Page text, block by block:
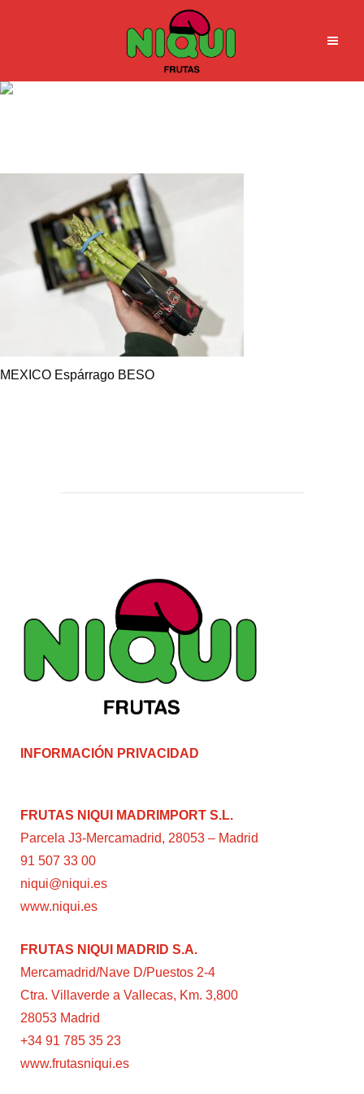
MEXICO Espárrago BESO
INFORMACIÓN PRIVACIDAD
FRUTAS NIQUI MADRIMPORT S.L.
Parcela J3-Mercamadrid, 28053 – Madrid
91 507 33 00
niqui@niqui.es
www.niqui.es
FRUTAS NIQUI MADRID S.A.
Mercamadrid/Nave D/Puestos 2-4
Ctra. Villaverde a Vallecas, Km. 3,800
28053 Madrid
+34 91 785 35 23
www.frutasniqui.es